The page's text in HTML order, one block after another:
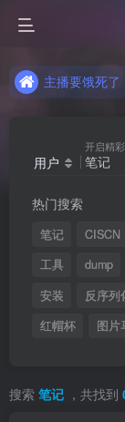
主播要饿死
主播要饿死
用户
开启精
热门搜索
笔记 CISCN
工具
dump
安装
反序列
红帽杯
图片
搜索 笔记 ，共找到